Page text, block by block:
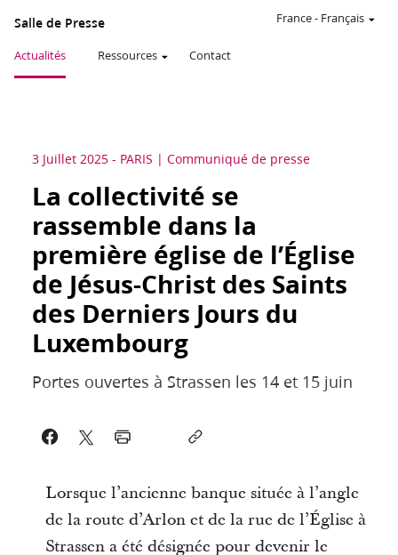
Salle de Presse
Actualités Ressources Contact
France- Français
3 Juillet 2025 - PARIS Communiqué de presse
La collectivité se
rassemble dans la
première église de l’Église
de Jésus-Christ des Saints
des Derniers Jours du
Luxembourg
Portes ouvertes à Strassen les 14 et 15 juin
Lorsque l’ancienne banque située à l’angle
de la route d’Arlon et de la rue de l’Église à
Strassen a été désignée pour devenir le